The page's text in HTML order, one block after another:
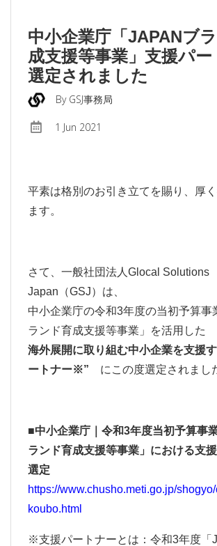
中小企業庁「JAPANブ
成支援等事業」支援パ
選定されました
By GSJ事務局
1 Jun 2021
平素は格別のお引き立てを賜り、厚
ます。
さて、一般社団法人Glocal Solutions
Japan（GSJ）は、
中小企業庁の令和3年度の当初予算事
ランド育成支援等事業」を活用した
海外展開に取り組む中小企業を支援
ートナー※” にこの度選定されまし
■中小企業庁｜令和3年度当初予算事
ランド育成支援等事業」における支
選定
https://www.chusho.meti.go.jp/
koubo.html
※支援パートナーとは：令和3年度「